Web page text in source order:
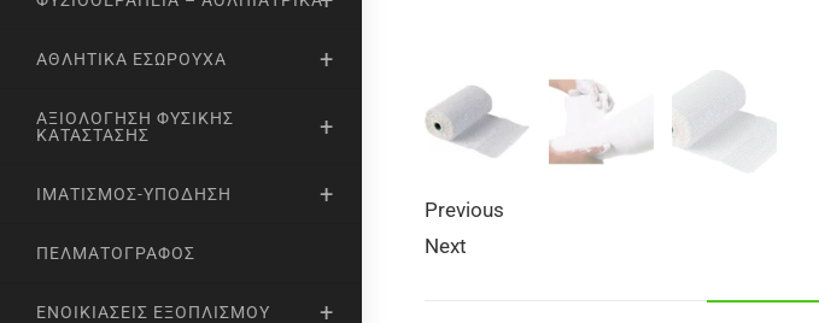
ΑΘΛΗΤΙΚΆ ΕΣΏΡΟΥΧΑ
ΑΞΙΟΛΌΓΗΣΗ ΦΥΣΙΚΉΣ
ΚΑΤΆΣΤΑΣΗΣ
ΙΜΑΤΙΣΜΌΣ-ΥΠΌΔΗΣΗ
ΠΕΛΜΑΤΟΓΡΆΦΟΣ
ΕΝΟΙΚΙΆΣΕΙΣ ΕΞΟΠΛΙΣΜΟΎ
Previous
Next